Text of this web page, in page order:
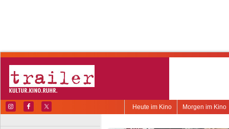
Morgen im Kino
Heute im Kino